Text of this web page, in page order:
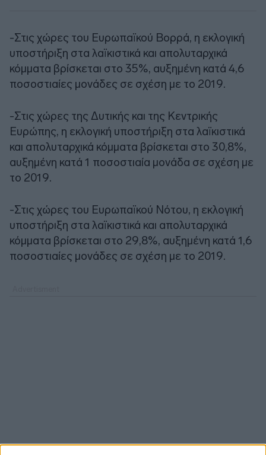
-Στις χώρες του Ευρωπαϊκού Βορρά, η εκλογική
υποστήριξη στα λαϊκιστικά και απολυταρχικά
κόμματα βρίσκεται στο 35%, αυξημένη κατά 4,6
ποσοστιαίες μονάδες σε σχέση με το 2019.
-Στις χώρες της Δυτικής και της Κεντρικής
Ευρώπης, η εκλογική υποστήριξη στα λαϊκιστικά
και απολυταρχικά κόμματα βρίσκεται στο 30,8%,
αυξημένη κατά 1 ποσοστιαία μονάδα σε σχέση με
το 2019.
-Στις χώρες του Ευρωπαϊκού Νότου, η εκλογική
υποστήριξη στα λαϊκιστικά και απολυταρχικά
κόμματα βρίσκεται στο 29,8%, αυξημένη κατά 1,6
ποσοστιαίες μονάδες σε σχέση με το 2019.